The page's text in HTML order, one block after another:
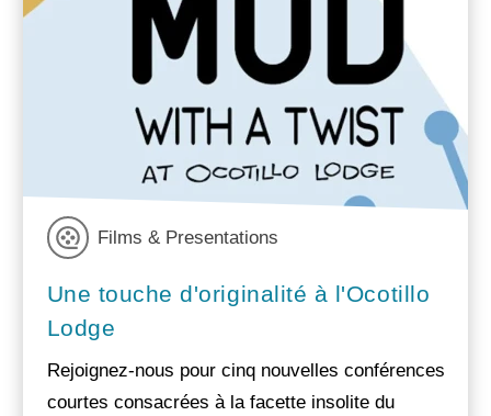
Films & Presentations
Une touche d'originalité à l'Ocotillo
Lodge
Rejoignez-nous pour cinq nouvelles conférences
courtes consacrées à la facette insolite du